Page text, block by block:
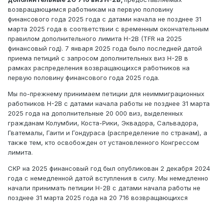
возвращающимся работникам на первую половину
финансового года 2025 года с датами начала не позднее 31
марта 2025 года в соответствии с временным окончательным
правилом дополнительного лимита H-2B (TFR на 2025
финансовый год). 7 января 2025 года было последней датой
приема петиций с запросом дополнительных виз H-2B в
рамках распределения возвращающихся работников на
первую половину финансового года 2025 года.
Мы по-прежнему принимаем петиции для неиммиграционных
работников H-2B с датами начала работы не позднее 31 марта
2025 года на дополнительные 20 000 виз, выделенных
гражданам Колумбии, Коста-Рики, Эквадора, Сальвадора,
Гватемалы, Гаити и Гондураса (распределение по странам), а
также тем, кто освобожден от установленного Конгрессом
лимита.
СКР на 2025 финансовый год был опубликован 2 декабря 2024
года с немедленной датой вступления в силу. Мы немедленно
начали принимать петиции H-2B с датами начала работы не
позднее 31 марта 2025 года на 20 716 возвращающихся